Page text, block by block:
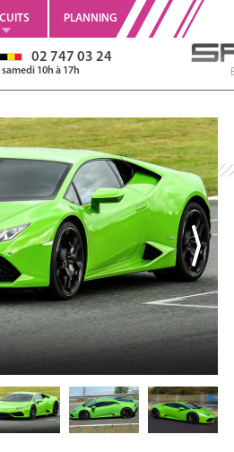
PLANNING
02 747 03 24
10h à 17h